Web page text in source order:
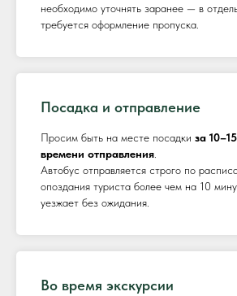
необходимо уточнять заранее — в
требуется оформление пропуска.
Посадка и отправление
Просим быть на месте посадки за
времени отправления
Автобус отправляется строго по
опоздания туриста более чем на 10
уезжает без ожидания.
Во время экскурсии